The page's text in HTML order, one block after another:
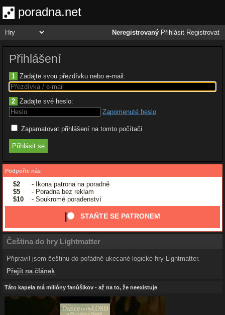
poradna.net
Neregistrovaný Přihlásit Registrovat
Přihlášení
1 Zadajte svou přezdívku nebo e-mail:
2 Zadajte své heslo:
Zapomenuté heslo
Zapamatovat přihlášení na tomto počítači
Podpořte nás
$2
- Ikona patrona na poradně
$5
- Poradna bez reklam
$10
- Soukromé poradenství
STAŇTE SE PATRONEM
Čeština do hry Lightmatter
Připravil jsem češtinu do pořádně ukecané logické hry Lightmatter.
Přejít na článek
Táto kapela má milióny fanúšikov - až na to, že neexistuje